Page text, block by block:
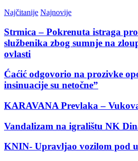
Najčitanije Najnovije
Strmica – Pokrenuta istraga
službenika zbog sumnje na
ovlasti
Ćaćić odgovorio na prozivke
insinuacije su netočne”
KARAVANA Prevlaka –
Vandalizam na igralištu NK
KNIN- Upravljao vozilom pod